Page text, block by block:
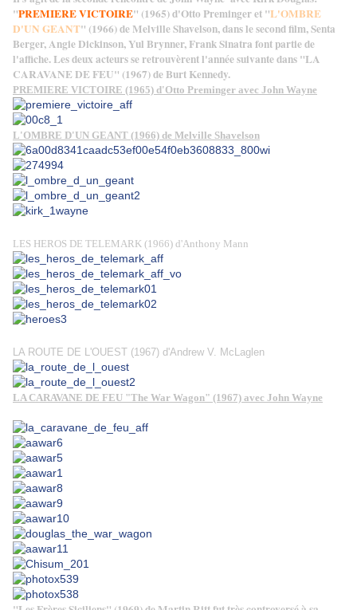
"PREMIERE VICTOIRE" (1965) d'Otto Preminger et "L'OMBRE
D'UN GEANT" (1966) de Melville Shavelson, dans le second film, Senta
Berger, Angie Dickinson, Yul Brynner, Frank Sinatra font partie de
l'affiche. Les deux acteurs se retrouvèrent l'année suivante dans "LA
CARAVANE DE FEU" (1967) de Burt Kennedy.
PREMIERE VICTOIRE (1965) d'Otto Preminger avec John Wayne
L'OMBRE D'UN GEANT (1966) de Melville Shavelson
LES HEROS DE TELEMARK (1966) d'Anthony Mann
LA ROUTE DE L'OUEST (1967) d'Andrew V. McLaglen
LA CARAVANE DE FEU "The War Wagon" (1967) avec John Wayne